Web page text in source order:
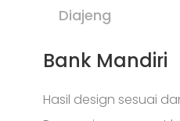
Diajeng
Bank Mandiri
Hasil design sesuai